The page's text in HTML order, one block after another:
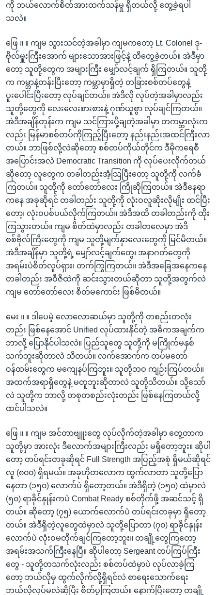
ကို ဘယ်လောက်စိတ်အားထက်သန်မှု ရှိတယ်လို့ တွေ့ခဲ့ရပါ
သလဲ။
ဖြေ ။ ။ ကျမ သွားသင်တဲ့အခါမှာ ကျမကတော့ Lt. Colonel ဒု-
ဗိုလ်မှူးကြီးအောက် များသောအားဖြင့်နဲ့ ထိတွေ့ခဲ့တယ်။ အဲဒီမှာ
တော့ သူတို့တွေက အများကြီး မျှော်လင့်ချက် ရှိကြတယ်။ သူတို့
က ကမ္ဘာနဲ့တန်းပြီးတော့ ကမ္ဘာမှာရှိတဲ့ တခြားစစ်တပ်တွေနဲ့
ပူးပေါင်းပြီးတော့ လုပ်ချင်တယ်။ အဲဒီလို လုပ်တဲ့အခါမှာလည်း
သူတို့တွေကို လေးလေးစားစားနဲ့ ဂုဏ်ယူစွာ လုပ်ချင်ကြတယ်။
အဲဒီအချိန်တုန်းက ကျမ သင်ကြားပို့ချတဲ့အခါမှာ တကမ္ဘာလုံးက
လည်း မြန်မာစစ်တပ်ကိုကြည့်ပြီးတော့ နည်းနည်းအထင်ကြီးလာ
တယ်။ ဘာဖြစ်လို့လဲဆိုတော့ စစ်တပ်ကိုယ်တိုင်က ဒီမိုကရေစီ
အပြောင်းအလဲ Democratic Transition ကို လုပ်ပေးလိုက်တယ်
ဆိုတော့ လူတွေက တခါတည်းအံ့သြပြီးတော့ သူတို့ကို လက်ခံ
ကြတယ်။ သူတို့ကို တော်တော်လေး ကြိုဆိုကြတယ်။ အဲဒီနေရာ
ကနေ အခုဆိုရင် တခါတည်း သူတို့ကို လုံးဝလူဆိုးလိုမျိုး ထင်ပြီး
တော့၊ လုံးဝပစ်ပယ်လိုက်ကြတယ်။ အဲဒီအထိ တခါတည်းကို ထိုး
ကြသွားတယ်။ ကျမ စိတ်ထဲမှာလည်း တခါတလေမှာ အဲဒီ
စစ်ဗိုလ်ကြီးတွေကို ကျမ သူတို့မျက်နှာလေးတွေကို မြင်မိတယ်။
အဲဒီအချိန်မှာ သူတို့ရဲ့ မျှော်လင့်ချက်တွေ၊ အနာဂတ်တွေကို
အရမ်းပဲစိတ်လှုပ်ရှား၊ တက်ကြွကြတယ်။ အဲဒီအခြေအနေကနေ
တခါတည်း အဝီဇိထဲကို ဆင်းသွားတယ်ဆိုတာ သူတို့အတွက်လဲ
ကျမ တော်တော်လေး စိတ်မကောင်း ဖြစ်မိတယ်။
မေး ။ ။ ဒါပေမဲ့ လောလောဆယ်မှာ သူတို့ကို တစည်းတလုံး
တည်း ဖြစ်နေအောင် Unified လုပ်ထားနိုင်တဲ့ အဓိကအချက်က
ဘာလို့ ပြောနိုင်ပါသလဲ။ ပြည်သူတွေ သူတို့ကို မကြိုက်မနှစ်
သက်ဘူးဆိုတာလဲ သိတယ်။ လက်အောက်က တပ်မတော်
ဝန်ထမ်းတွေက မကျေနပ်ကြဘူး။ သူတို့ဘဝ ကျဉ်းကြပ်တယ်။
အထက်အရာရှိတွေနဲ့ မတူဘူးဆိုတာလဲ သူတို့သိတယ်။ သို့သော်
လဲ သူတို့က ဘာလို့ တစုတစည်းလုံးတည်း ဖြစ်နေကြတယ်လို့
ထင်ပါသလဲ။
ဖြေ ။ ။ ကျမ အင်တာဗျူးတွေ လုပ်လိုက်တဲ့အခါမှာ တွေ့တာက
သူတို့မှာ အားလုံး ဒီလောက်အများကြီးလည်း မရှိတော့ဘူး။ ဆိုပါ
တော့ တပ်ရင်းတခုဆိုရင် Full Strength အပြည့်အစုံ ရှိမယ်ဆိုရင်
လူ (၈၀၀) ရှိရမယ်။ အခုဟိုတလောက ထွက်လာတာ သူတို့ပြော
နေတာ (၁၅၀) လောက်ပဲ ရှိတော့တယ်။ အဲဒီရှိတဲ့ (၁၅၀) ထဲမှာလဲ
(၅၀) ရာခိုင်နှုန်းကပဲ Combat Ready စစ်တိုက်ဖို့ အဆင်သင့် ရှိ
တယ်။ ဆိုတော့ (၇၅) ယောက်လောက်ပဲ တပ်ရင်းတခုမှာ ရှိတော့
တယ်။ အဲဒီရှိတဲ့လူတွေထဲမှာလဲ သူတို့ပြောတာ (၇၀) ရာခိုင်နှုန်း
လောက်ပဲ လုံးဝမတိုက်ချင်ကြတော့ဘူး။ တချို့တွေကြတော့
အရမ်းအသက်ကြီးနေပြီ။ ဆိုပါတော့ Sergeant တပ်ကြပ်ကြီး
တွေ - သူတို့တသက်လုံးလည်း စစ်တပ်ထဲမှာပဲ လုပ်လာခဲ့ကြ
တော့ ဘယ်လိုမှ ထွက်လိုက်လို့ရှိရင်လဲ စာရေးသောက်ရေး
ဘယ်လိုလုပ်မလဲဆိုပြီး စိတ်ပူကြတယ်။ နောက်ပြီးတော့ တချို့